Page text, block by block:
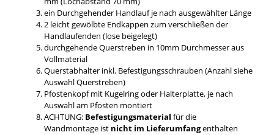
ein Durchgehender Handlauf je nach ausgewählter Länge
2 leicht gewölbte Endkappen zum verschließen der
Handlaufenden (lose beigelegt)
durchgehende Querstreben in 10mm Durchmesser aus
Vollmaterial
Querstabhalter inkl. Befestigungsschrauben (Anzahl siehe
Auswahl Querstreben)
Pfostenkopf mit Kugelring oder Halterplatte, je nach
Auswahl am Pfosten montiert
ACHTUNG:Befestigungsmaterial für die
Wandmontage ist nicht im Lieferumfangenthalten